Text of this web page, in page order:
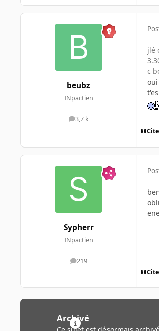
beubz
INpactien
3,7 k
messages
jlé
c
Sypherr
INpactien
219
messages
Archivé